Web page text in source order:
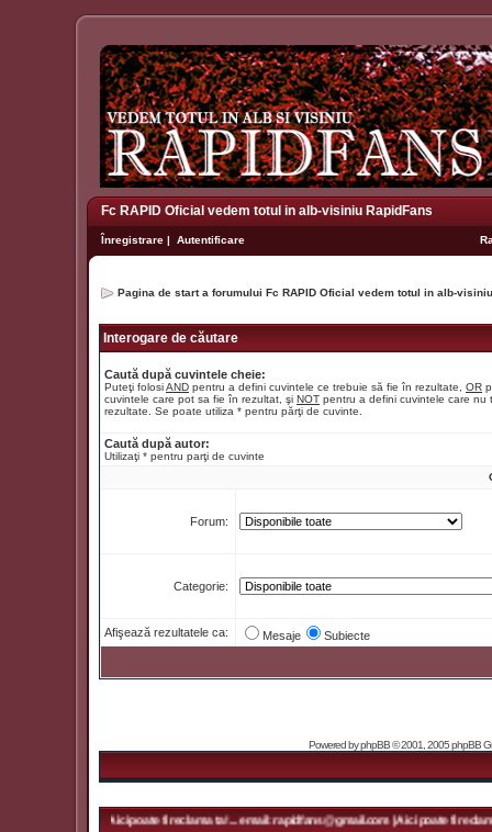
Fc RAPID Oficial vedem totul in alb-visiniu RapidFans
Înregistrare | Autentificare
Pagina de start a forumului Fc RAPID Oficial vedem totul in alb-
Interogare de căutare
Caută după cuvintele cheie:
Puteţi folosiAND pentru a defini cuvintele ce trebuie să fie în rezultate, OR
cuvintele care pot sa fie în rezultat, şi NOT pentru a defini cuvintele care nu
rezultate. Se poate utiliza * pentru părţi de cuvinte.
Caută după autor:
Utilizaţi * pentru parţi de cuvinte
Forum:
Categorie:
Afişează rezultatele ca: Mesaje Subiecte
Powered byphpBB© 2001, 2005 phpBB
| Aici poate fi reclama ta! ... email: rapidfans@gmail.com | Aici poate fi reclama